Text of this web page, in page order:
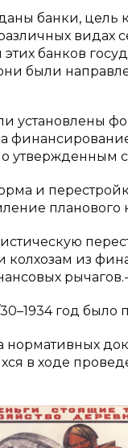
банки, цель
видах
банков
были
установлены
утвержденным
и
планового
из
год было
нормативных
в ходе